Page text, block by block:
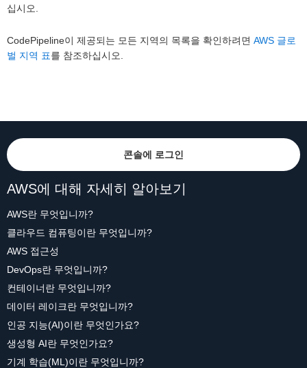
십시오.
CodePipeline이 제공되는 모든 지역의 목록을 확인하려면 AWS 글로
벌 지역 표를 참조하십시오.
콘솔에 로그인
AWS에 대해 자세히 알아보기
AWS란 무엇입니까?
클라우드 컴퓨팅이란 무엇입니까?
AWS 접근성
DevOps란 무엇입니까?
컨테이너란 무엇입니까?
데이터 레이크란 무엇입니까?
인공 지능(AI)이란 무엇인가요?
생성형 AI란 무엇인가요?
기계 학습(ML)이란 무엇입니까?